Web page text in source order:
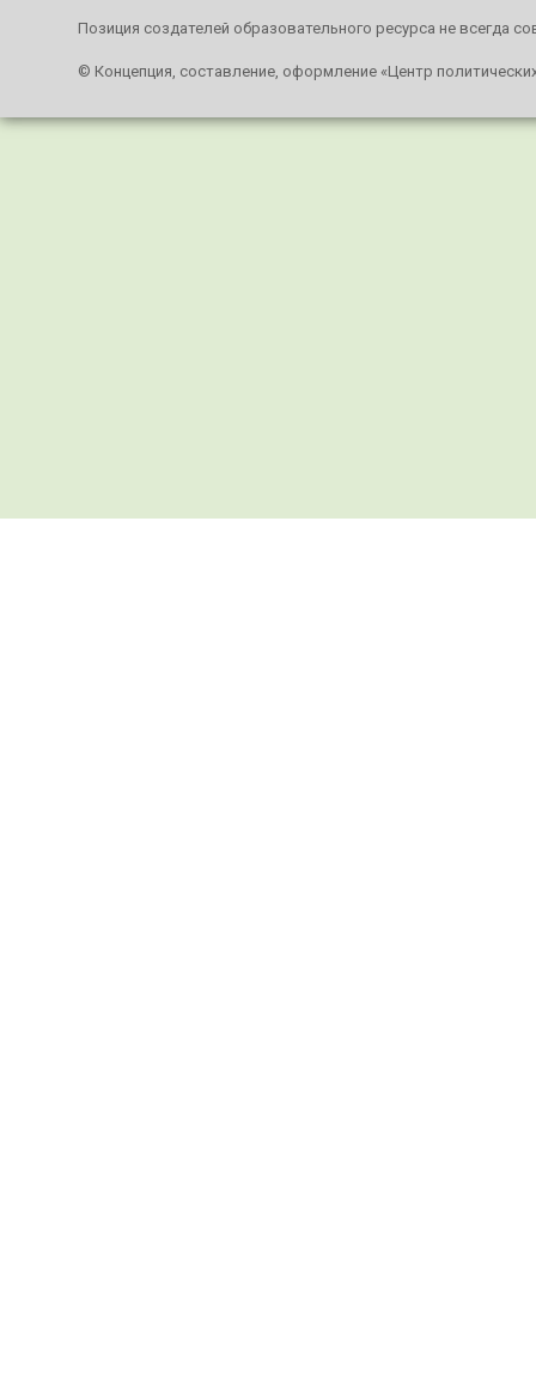
Позиция создателей образовательного ресурса не всегда
© Концепция, составление, оформление «Центр